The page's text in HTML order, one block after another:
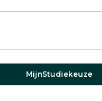
MijnStudiekeuze